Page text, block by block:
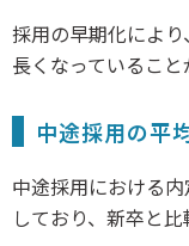
採用の早期化によ
長くなっていること
中途採用の平
中途採用における
しており、新卒と比